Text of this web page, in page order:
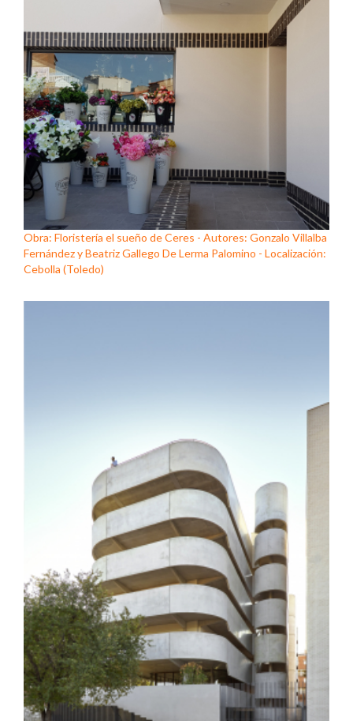
Obra: Floristería el sueño de Ceres - Autores: Gonzalo Villalba
Fernández y Beatriz Gallego De Lerma Palomino - Localización:
Cebolla (Toledo)